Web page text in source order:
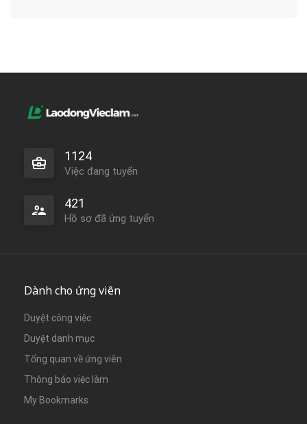
1124
Việc đang tuyển
421
Hồ sơ đã ứng tuyển
Dành cho ứng viên
Duyệt công việc
Duyệt danh mục
Tổng quan về ứng viên
Thông báo việc làm
My Bookmarks